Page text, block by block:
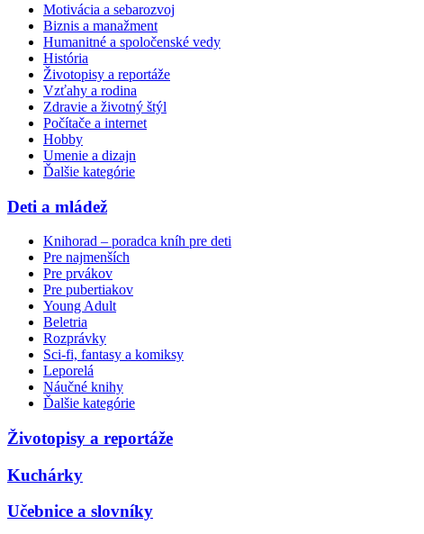
Motivácia a sebarozvoj
Biznis a manažment
Humanitné a spoločenské vedy
História
Životopisy a reportáže
Vzťahy a rodina
Zdravie a životný štýl
Počítače a internet
Hobby
Umenie a dizajn
Ďalšie kategórie
Deti a mládež
Knihorad – poradca kníh pre deti
Pre najmenších
Pre prvákov
Pre pubertiakov
Young Adult
Beletria
Rozprávky
Sci-fi, fantasy a komiksy
Leporelá
Náučné knihy
Ďalšie kategórie
Životopisy a reportáže
Kuchárky
Učebnice a slovníky